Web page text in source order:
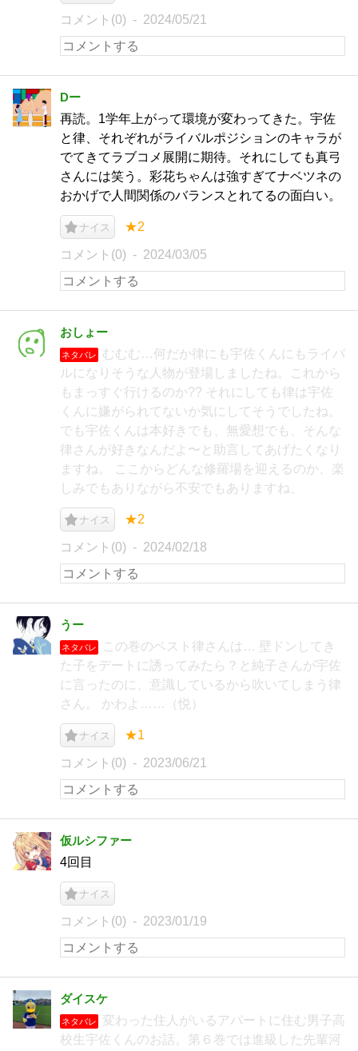
コメント(0) 2024/05/21
Dー
再読。1学年上がって環境が変わってきた。宇佐
と律、それぞれがライバルポジションのキャラが
でてきてラブコメ展開に期待。それにしても真弓
さんには笑う。彩花ちゃんは強すぎてナベツネの
おかげで人間関係のバランスとれてるの面白い。
ナイス ★2
コメント(0) 2024/03/05
おしょー
ネタバレ
むむむ…何だか律にも宇佐くんにもライバ
ルになりそうな人物が登場しましたね。これから
もまっすぐ行けるのか?? それにしても律は宇佐
くんに嫌がられてないか気にしてそうでしたね。
でも宇佐くんは本好きでも、無愛想でも、そんな
律さんが好きなんだよ〜と助言してあげたくなり
ますね。 ここからどんな修羅場を迎えるのか、楽
しみでもありながら不安でもありますね、
ナイス ★2
コメント(0) 2024/02/18
うー
ネタバレ
この巻のベスト律さんは… 壁ドンしてき
た子をデートに誘ってみたら？と純子さんが宇佐
に言ったのに、意識しているから吹いてしまう律
さん。 かわよ……（悦）
ナイス ★1
コメント(0) 2023/06/21
仮ルシファー
4回目
ナイス
コメント(0) 2023/01/19
ダイスケ
ネタバレ
変わった住人がいるアパートに住む男子高
校生宇佐くんのお話。第６巻では進級した先輩河